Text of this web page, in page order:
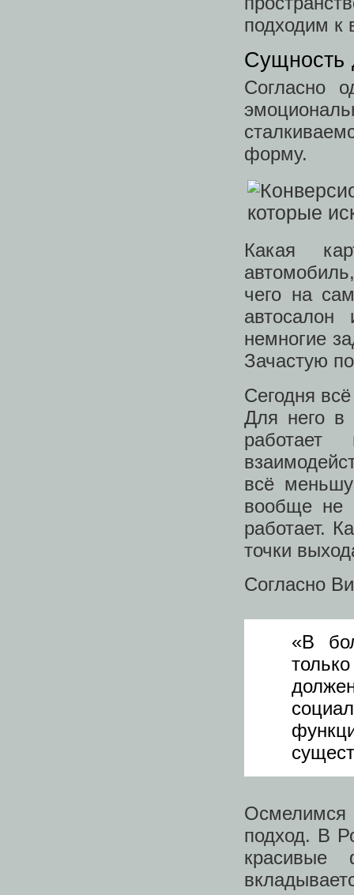
подходим к
Сущность
Согласно
форму.
Какая
чего на
немногие
Зачастую
Сегодня
Для него в
всё
вообще не
работает.
точки
Согласно
«В
подход. В